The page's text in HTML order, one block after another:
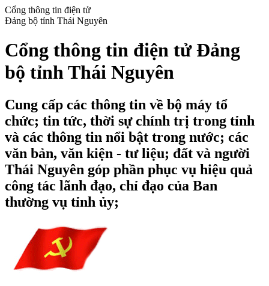
Cổng thông tin điện tử
Đảng bộ tỉnh Thái Nguyên
Cổng thông tin điện tử Đảng
bộ tỉnh Thái Nguyên
Cung cấp các thông tin về bộ máy tổ
chức; tin tức, thời sự chính trị trong tỉnh
và các thông tin nổi bật trong nước; các
văn bản, văn kiện - tư liệu; đất và người
Thái Nguyên góp phần phục vụ hiệu quả
công tác lãnh đạo, chỉ đạo của Ban
thường vụ tỉnh ủy;